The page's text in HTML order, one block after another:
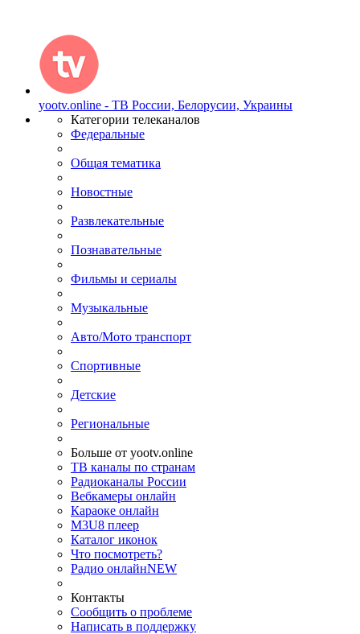
yootv.online - ТВ России, Белорусии, Украины
Категории телеканалов
Федеральные
Общая тематика
Новостные
Развлекательные
Познавательные
Фильмы и сериалы
Музыкальные
Авто/Мото транспорт
Спортивные
Детские
Региональные
Больше от yootv.online
ТВ каналы по странам
Радиоканалы России
Вебкамеры онлайн
Караоке онлайн
M3U8 плеер
Каталог иконок
Что посмотреть?
Радио онлайнNEW
Контакты
Сообщить о проблеме
Написать в поддержку